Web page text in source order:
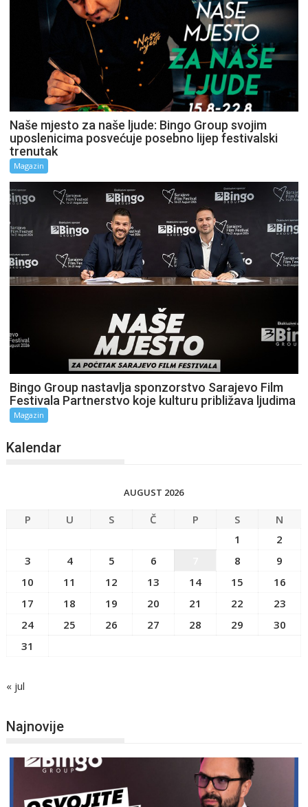
Naše mjesto za naše ljude: Bingo Group svojim
uposlenicima posvećuje posebno lijep festivalski
trenutak
Magazin
Bingo Group nastavlja sponzorstvo Sarajevo Film
Festivala Partnerstvo koje kulturu približava ljudima
Magazin
Kalendar
AUGUST 2026
P U S Č P S
N
1
2
3
4 5 6 8
9
10
11 12 13 14 15
16
17
18 19 20 21 22
23
24
25 26 27 28 29
30
31
« jul
Najnovije